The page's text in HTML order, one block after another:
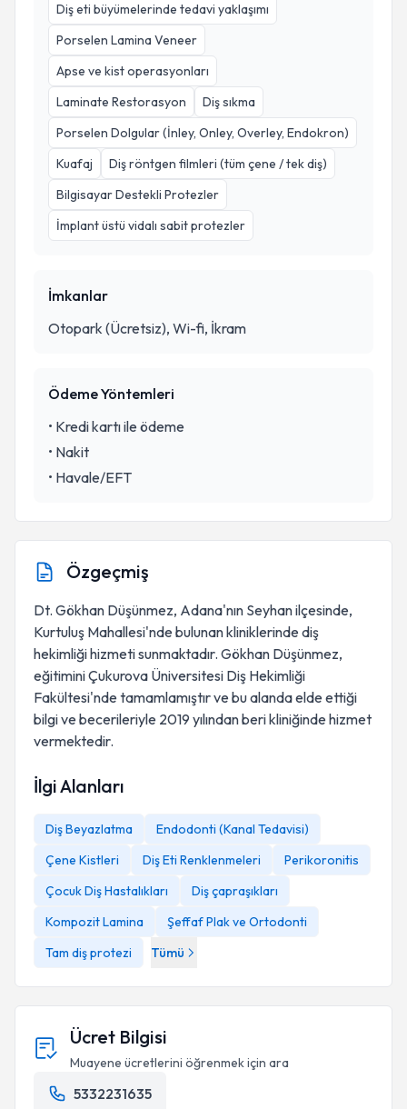
Diş eti büyümelerinde tedavi yaklaşımı
Porselen Lamina Veneer
Apse ve kist operasyonları
Laminate Restorasyon
Diş sıkma
Porselen Dolgular (İnley, Onley, Overley, Endokron)
Kuafaj
Diş röntgen filmleri (tüm çene / tek diş)
Bilgisayar Destekli Protezler
İmplant üstü vidalı sabit protezler
İmkanlar
Otopark (Ücretsiz), Wi-fi, İkram
Ödeme Yöntemleri
• Kredi kartı ile ödeme
• Nakit
• Havale/EFT
Özgeçmiş
Dt. Gökhan Düşünmez, Adana'nın Seyhan ilçesinde,
Kurtuluş Mahallesi'nde bulunan kliniklerinde diş
hekimliği hizmeti sunmaktadır. Gökhan Düşünmez,
eğitimini Çukurova Üniversitesi Diş Hekimliği
Fakültesi'nde tamamlamıştır ve bu alanda elde ettiği
bilgi ve becerileriyle 2019 yılından beri kliniğinde hizmet
vermektedir.
İlgi Alanları
Diş Beyazlatma
Endodonti (Kanal Tedavisi)
Çene Kistleri
Diş Eti Renklenmeleri
Perikoronitis
Çocuk Diş Hastalıkları
Diş çapraşıkları
Kompozit Lamina
Şeffaf Plak ve Ortodonti
Tam diş protezi
Tümü
Ücret Bilgisi
Muayene ücretlerini öğrenmek için ara
5332231635